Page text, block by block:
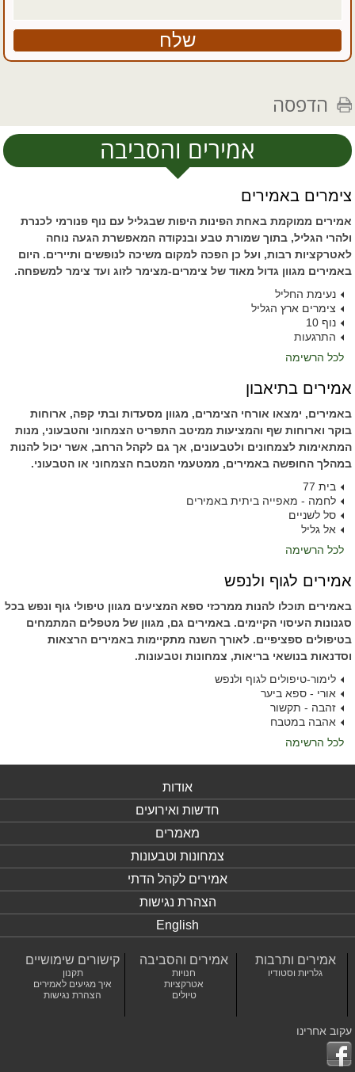
הדפסה
אמירים והסביבה
צימרים באמירים
אמירים ממוקמת באחת הפינות היפות שבגליל עם נוף פנורמי לכנרת
ולהרי הגליל, בתוך שמורת טבע ובנקודה המאפשרת הגעה נוחה
לאטרקציות רבות, ועל כן הפכה למקום משיכה לנופשים ותיירים. היום
באמירים מגוון גדול מאוד של צימרים-מצימר לזוג ועד צימר למשפחה.
נעימת החליל
צימרים ארץ הגליל
נוף 10
התרגעות
לכל הרשימה
אמירים בתיאבון
באמירים, ימצאו אורחי הצימרים, מגוון מסעדות ובתי קפה, ארוחות
בוקר וארוחות שף והמציעות ממיטב התפריט הצמחוני והטבעוני, מנות
המתאימות לצמחונים ולטבעונים, אך גם לקהל הרחב, אשר יכול להנות
במהלך החופשה באמירים, ממטעמי המטבח הצמחוני או הטבעוני.
בית 77
לחמה - מאפייה ביתית באמירים
סל לשניים
אל גליל
לכל הרשימה
אמירים לגוף ולנפש
באמירים תוכלו להנות ממרכזי ספא המציעים מגוון טיפולי גוף ונפש בכל
סגנונות העיסוי הקיימים. באמירים גם, מגוון של מטפלים המתמחים
בטיפולים ספציפיים. לאורך השנה מתקיימות באמירים הרצאות
וסדנאות בנושאי בריאות, צמחונות וטבעונות.
לימור-טיפולים לגוף ולנפש
אורי - ספא ביער
זהבה - תקשור
אהבה במטבח
לכל הרשימה
אודות
חדשות ואירועים
מאמרים
צמחונות וטבעונות
אמירים לקהל הדתי
הצהרת נגישות
English
אמירים ותרבות
גלריות וסטודיו
אמירים והסביבה
חנויות
אטרקציות
טיולים
קישורים שימושיים
תקנון
איך מגיעים לאמירים
הצהרת נגישות
עקוב אחרינו